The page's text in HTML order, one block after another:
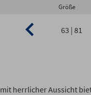
Größe
63 | 81
herrlicher Aussicht